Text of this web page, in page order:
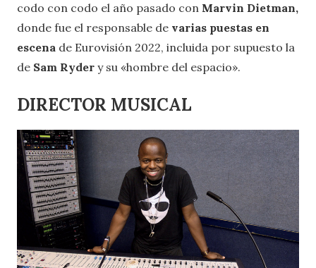
codo con codo el año pasado con Marvin Dietman,
donde fue el responsable de varias puestas en
escena de Eurovisión 2022, incluida por supuesto la
de Sam Ryder y su «hombre del espacio».
DIRECTOR MUSICAL